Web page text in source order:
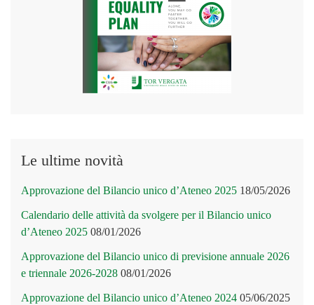
Le ultime novità
Approvazione del Bilancio unico d’Ateneo 2025 18/05/2026
Calendario delle attività da svolgere per il Bilancio unico
d’Ateneo 2025 08/01/2026
Approvazione del Bilancio unico di previsione annuale 2026
e triennale 2026-2028 08/01/2026
Approvazione del Bilancio unico d’Ateneo 2024 05/06/2025